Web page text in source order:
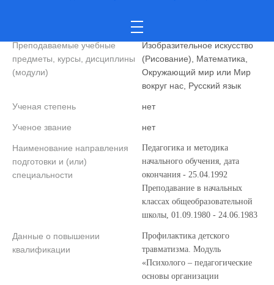
высшее
Преподаваемые учебные
предметы, курсы, дисциплины
(модули)
Изобразительное искусство
(Рисование), Математика,
Окружающий мир или Мир
вокруг нас, Русский язык
Ученая степень нет
Ученое звание нет
Наименование направления
подготовки и (или)
специальности
Педагогика и методика
начального обучения, дата
окончания - 25.04.1992
Преподавание в начальных
классах общеобразовательной
школы, 01.09.1980 - 24.06.1983
Данные о повышении
квалификации
Профилактика детского
травматизма. Модуль
«Психолого – педагогические
основы организации